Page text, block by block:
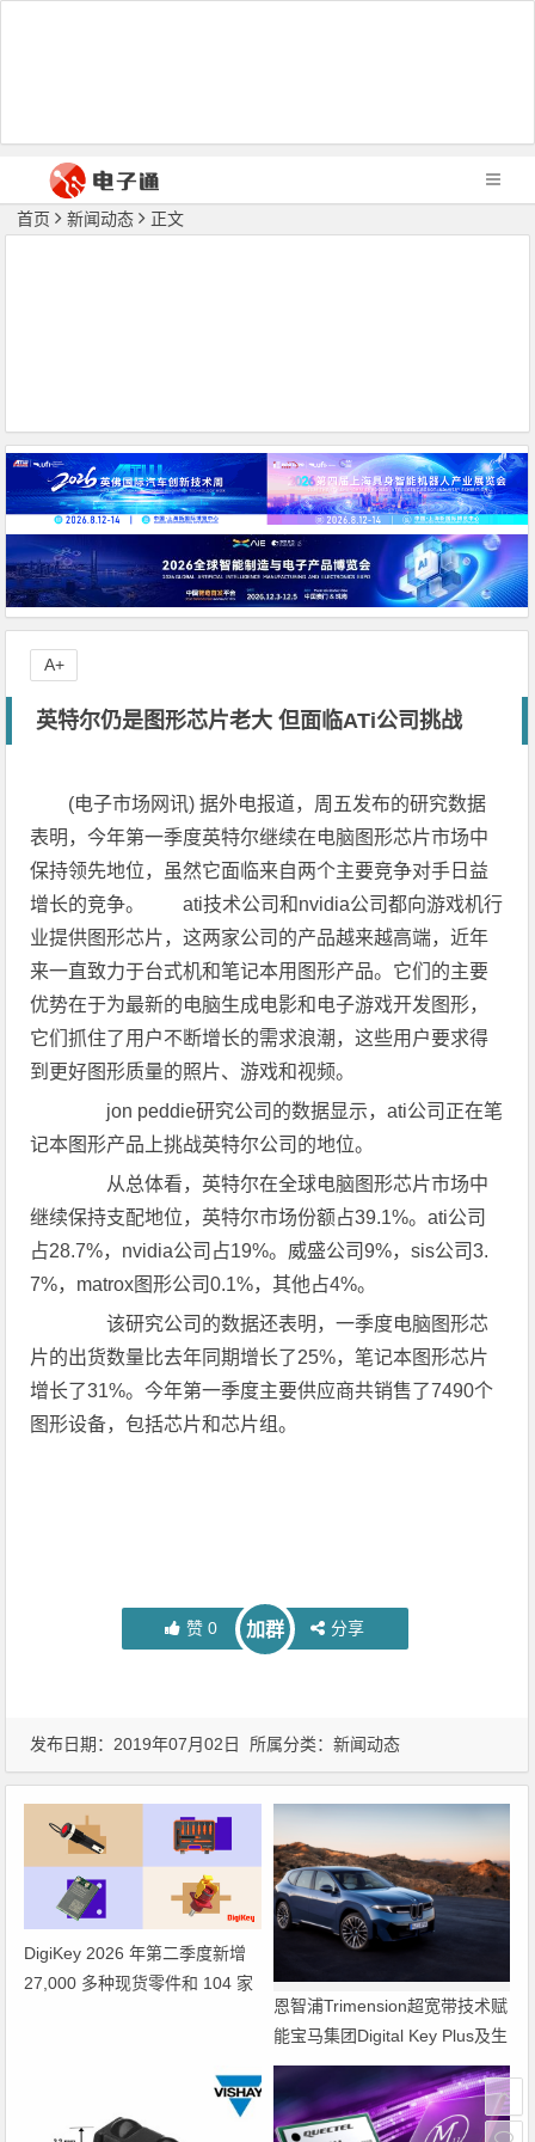
首页 新闻动态 正文
英特尔仍是图形芯片老大 但面临ATi公司挑战
(电子市场网讯) 据外电报道，周五发布的研究数据
表明，今年第一季度英特尔继续在电脑图形芯片市场中
保持领先地位，虽然它面临来自两个主要竞争对手日益
增长的竞争。 ati技术公司和nvidia公司都向游戏机行
业提供图形芯片，这两家公司的产品越来越高端，近年
来一直致力于台式机和笔记本用图形产品。它们的主要
优势在于为最新的电脑生成电影和电子游戏开发图形，
它们抓住了用户不断增长的需求浪潮，这些用户要求得
到更好图形质量的照片、游戏和视频。
jon peddie研究公司的数据显示，ati公司正在笔
记本图形产品上挑战英特尔公司的地位。
从总体看，英特尔在全球电脑图形芯片市场中
继续保持支配地位，英特尔市场份额占39.1%。ati公司
占28.7%，nvidia公司占19%。威盛公司9%，sis公司3.
7%，matrox图形公司0.1%，其他占4%。
该研究公司的数据还表明，一季度电脑图形芯
片的出货数量比去年同期增长了25%，笔记本图形芯片
增长了31%。今年第一季度主要供应商共销售了7490个
图形设备，包括芯片和芯片组。
赞 0 加群 分享
A+
发布日期：2019年07月02日 所属分类：新闻动态
DigiKey 2026 年第二季度新增
27,000 多种现货零件和 104 家
恩智浦Trimension超宽带技术赋
能宝马集团Digital Key Plus及生
命体存在检测功能